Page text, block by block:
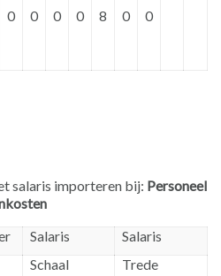
0 0 0 0 8 0 0
salaris importeren bij: Personeel
Salaris
Salaris
Schaal
Trede